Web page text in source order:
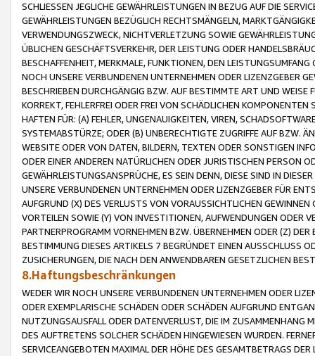
SCHLIESSEN JEGLICHE GEWÄHRLEISTUNGEN IN BEZUG AUF DIE
GEWÄHRLEISTUNGEN BEZÜGLICH RECHTSMÄNGELN,
VERWENDUNGSZWECK, NICHTVERLETZUNG SOWIE
ÜBLICHEN GESCHÄFTSVERKEHR, DER LEISTUNG ODER
BESCHAFFENHEIT, MERKMALE, FUNKTIONEN, DEN
NOCH UNSERE VERBUNDENEN UNTERNEHMEN ODER LIZENZGEBER
BESCHRIEBEN DURCHGÄNGIG BZW. AUF BESTIMMTE ART UND
KORREKT, FEHLERFREI ODER FREI VON SCHÄDLICHEN
HAFTEN FÜR: (A) FEHLER, UNGENAUIGKEITEN, VIREN,
SYSTEMABSTÜRZE; ODER (B) UNBERECHTIGTE ZUGRIFFE AUF BZW.
WEBSITE ODER VON DATEN, BILDERN, TEXTEN ODER SONSTIGEN
ODER EINER ANDEREN NATÜRLICHEN ODER JURISTISCHEN PERSON
GEWÄHRLEISTUNGSANSPRÜCHE, ES SEIN DENN, DIESE SIND IN
UNSERE VERBUNDENEN UNTERNEHMEN ODER LIZENZGEBER FÜR
AUFGRUND (X) DES VERLUSTS VON VORAUSSICHTLICHEN
VORTEILEN SOWIE (Y) VON INVESTITIONEN, AUFWENDUNGEN ODER
PARTNERPROGRAMM VORNEHMEN BZW. ÜBERNEHMEN ODER (Z)
BESTIMMUNG DIESES ARTIKELS 7 BEGRÜNDET EINEN AUSSCHLUSS
ZUSICHERUNGEN, DIE NACH DEN ANWENDBAREN GESETZLICHEN
8.Haftungsbeschränkungen
WEDER WIR NOCH UNSERE VERBUNDENEN UNTERNEHMEN ODER
ODER EXEMPLARISCHE SCHÄDEN ODER SCHÄDEN AUFGRUND
NUTZUNGSAUSFALL ODER DATENVERLUST, DIE IM ZUSAMMENHANG
DES AUFTRETENS SOLCHER SCHÄDEN HINGEWIESEN WURDEN.
SERVICEANGEBOTEN MAXIMAL DER HÖHE DES GESAMTBETRAGS